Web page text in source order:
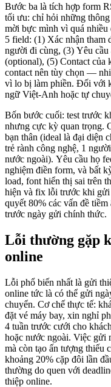
Bước ba là tích hợp form
tối ưu: chỉ hỏi những
mời bực mình vì quá nhiều
5 field: (1) Xác nhận tham
người đi cùng, (3) Yêu
(optional), (5) Contact của
contact nên tùy chọn —
vì lo bị làm phiền. Đối với
ngữ Việt-Anh hoặc tự
Bốn bước cuối: test trước
nhưng cực kỳ quan trọng.
bạn thân (ideal là đại diện
trẻ rành công nghệ, 1
nước ngoài). Yêu cầu họ
nghiệm điền form, và bất
load, font hiển thị sai trên
hiện và fix lỗi trước khi
quyết 80% các vấn đề
trước ngày gửi chính thức.
Lỗi thường gặp
online
Lỗi phổ biến nhất là gửi
online tức là có thể gửi
chuyển. Cơ chế thực tế:
đặt vé máy bay, xin nghỉ
4 tuần trước cưới cho
hoặc nước ngoài. Việc gửi
mà còn tạo ấn tượng thiếu
khoảng 20% cặp đôi lần
thường do quen với
thiệp online.